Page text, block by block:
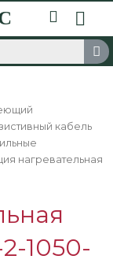
кабель
нагревательная
1050-